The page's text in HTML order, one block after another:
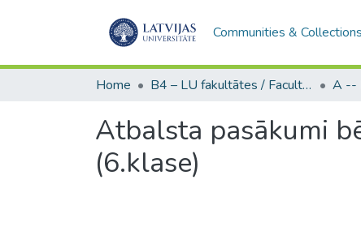
Communities & Collections
Home B4 – LU fakultātes / Faculties of the UL
Atbalsta pasākumi
(6.klase)